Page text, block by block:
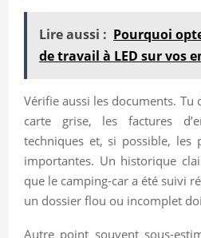
Lire aussi : Pourquoi
de travail à LED sur vos
Vérifie aussi les documents.
carte grise, les factures
techniques et, si possible, les
importantes. Un historique
que le camping-car a été suivi
un dossier flou ou incomplet
Autre point souvent sous-